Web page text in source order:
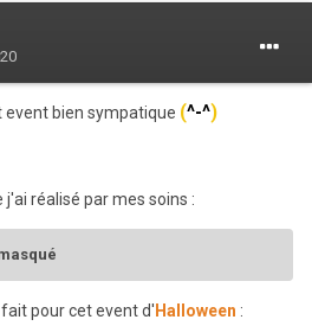
event bien sympatique (^-^)
j'ai réalisé par mes soins :
pour cet event d' Halloween :